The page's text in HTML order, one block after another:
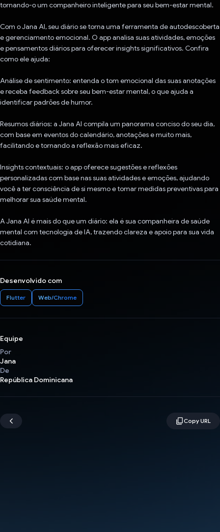
tornando-o um companheiro inteligente para seu bem-estar mental.
Com o Jana AI, seu diário se torna uma ferramenta de autodescoberta
e gerenciamento emocional. O app analisa suas atividades, emoções
e pensamentos diários para oferecer insights significativos. Confira
como ele ajuda:
Análise de sentimento: entenda o tom emocional das suas anotações
e receba feedback sobre seu bem-estar mental, o que ajuda a
identificar padrões de humor.
Resumos diários: a Jana AI compila um panorama conciso do seu dia,
com base em eventos do calendário, anotações e muito mais,
facilitando e tornando a reflexão mais eficaz.
Insights contextuais: o app oferece sugestões e reflexões
personalizadas com base nas suas atividades e emoções, ajudando
você a ter consciência de si mesmo e tomar medidas preventivas para
melhorar sua saúde mental.
A Jana AI é mais do que um diário: ela é sua companheira de saúde
mental com tecnologia de IA, trazendo clareza e apoio para sua vida
cotidiana.
Desenvolvido com
Flutter Web/Chrome
Equipe
Por
Jana
De
República Dominicana